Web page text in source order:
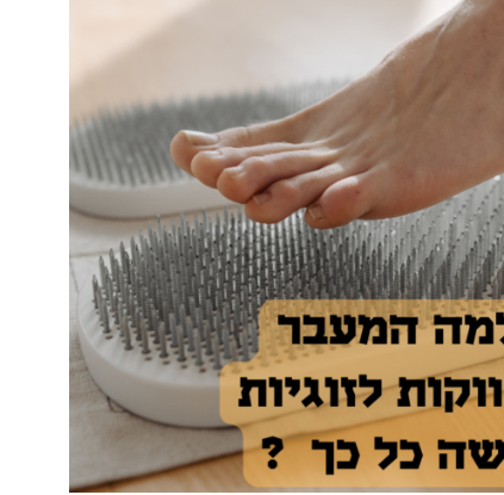
נטוורקינג
אורח חיים
בריאות
תזונה
טיפולים
עיסוי